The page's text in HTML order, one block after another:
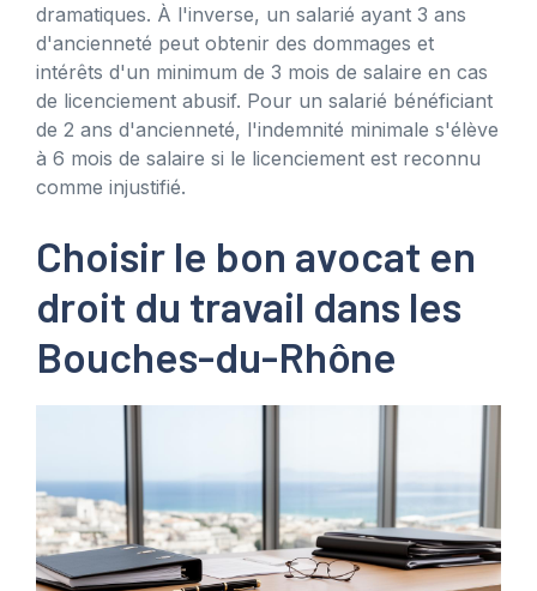
dramatiques. À l'inverse, un salarié ayant 3 ans
d'ancienneté peut obtenir des dommages et
intérêts d'un minimum de 3 mois de salaire en cas
de licenciement abusif. Pour un salarié bénéficiant
de 2 ans d'ancienneté, l'indemnité minimale s'élève
à 6 mois de salaire si le licenciement est reconnu
comme injustifié.
Choisir le bon avocat en
droit du travail dans les
Bouches-du-Rhône